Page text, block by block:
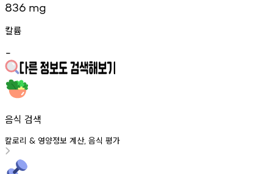
836 mg
칼륨
-
음식 검색
칼로리 & 영양정보 계산, 음식 평가